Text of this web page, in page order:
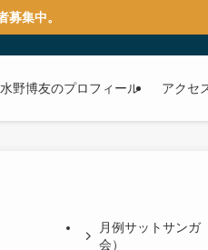
集中。
野博友のプロフィール アクセ
月例サットサンガ
会）